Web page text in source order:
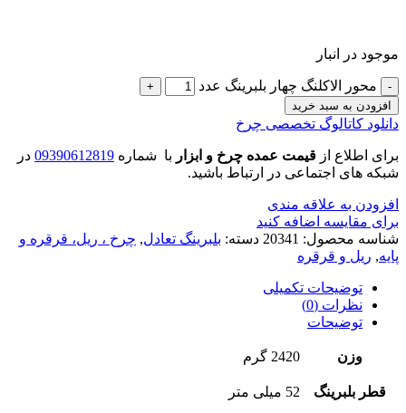
موجود در انبار
محور الاکلنگ چهار بلبرینگ عدد
افزودن به سبد خرید
دانلود کاتالوگ تخصصی چرخ
برای اطلاع از قیمت عمده چرخ و ابزار با شماره 09390612819 در
شبکه های اجتماعی در ارتباط باشید.
افزودن به علاقه مندی
برای مقایسه اضافه کنید
شناسه محصول: 20341 دسته: بلبرینگ تعادل, چرخ ، ریل، قرقره و
پایه, ریل و قرقره
توضیحات تکمیلی
نظرات (0)
توضیحات
وزن 2420 گرم
قطر بلبرینگ 52 میلی متر